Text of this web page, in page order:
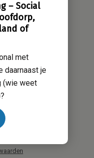
– Social
of
met
daarnaast je
(wie weet